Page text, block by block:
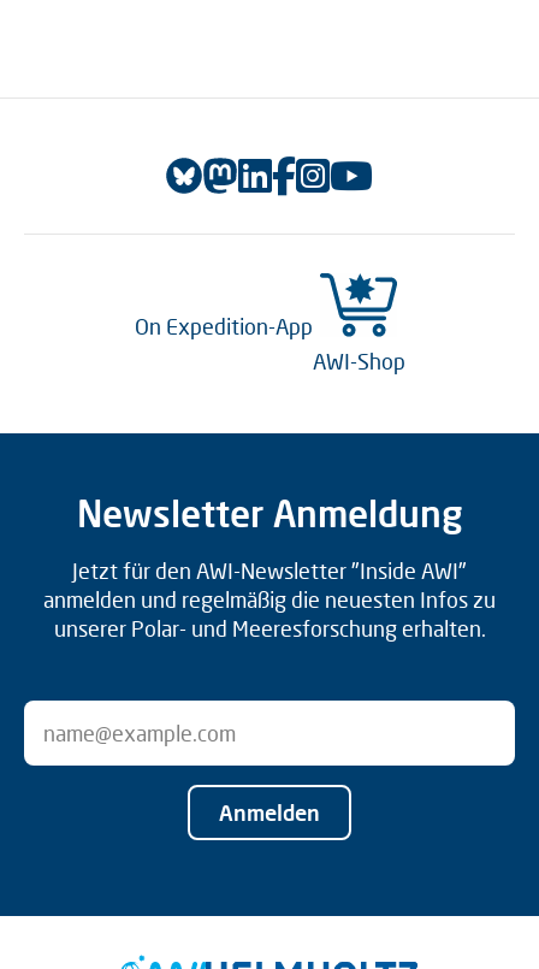
On Expedition-App
AWI-Shop
Newsletter Anmeldung
Jetzt für den AWI-Newsletter "Inside AWI"
anmelden und regelmäßig die neuesten Infos zu
unserer Polar- und Meeresforschung erhalten.
Anmelden